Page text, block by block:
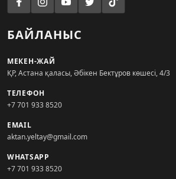
БАЙЛАНЫС
МЕКЕН-ЖАЙ
ҚР, Астана қаласы, Әбікен Бектұров көшесі, 4/3
ТЕЛЕФОН
+7 701 933 8520
EMAIL
aktan.yeltay@gmail.com
WHATSAPP
+7 701 933 8520